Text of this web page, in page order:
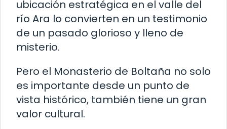
ubicación estratégica en el valle del
río Ara lo convierten en un testimonio
de un pasado glorioso y lleno de
misterio.
Pero el Monasterio de Boltaña no solo
es importante desde un punto de
vista histórico, también tiene un gran
valor cultural.